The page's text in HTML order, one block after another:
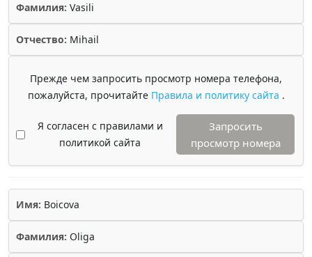
Фамилия: Vasili
Отчество: Mihail
Прежде чем запросить просмотр номера телефона,
пожалуйста, прочитайте Правила и политику сайта .
Я согласен с правилами и
политикой сайта
Запросить
просмотр номера
Имя: Boicova
Фамилия: Oliga